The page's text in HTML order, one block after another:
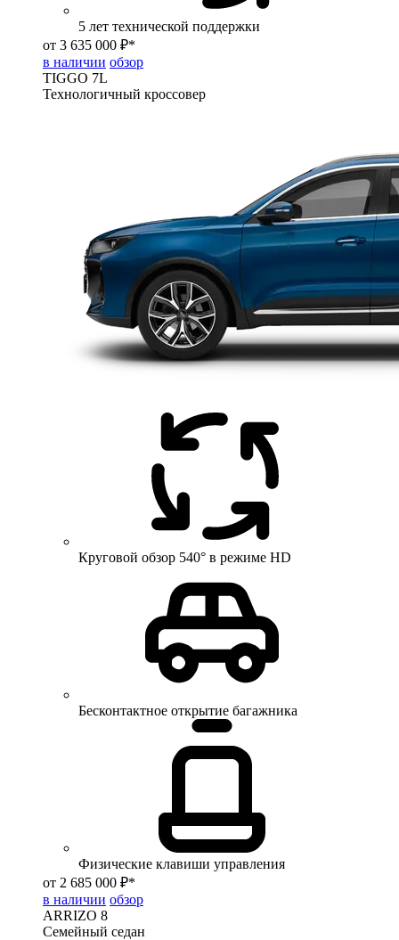
5 лет технической поддержки
от 3 635 000 ₽*
в наличии обзор
TIGGO 7L
Технологичный кроссовер
Круговой обзор 540° в режиме HD
Бесконтактное открытие багажника
Физические клавиши управления
от 2 685 000 ₽*
в наличии обзор
ARRIZO 8
Семейный седан